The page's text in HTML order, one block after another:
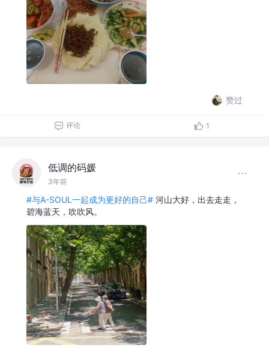
赞过
评论 1
低调的码媛
3年前
#与A-SOUL一起成为更好的自己# 河山大好，出去走走，
碧海蓝天，吹吹风。